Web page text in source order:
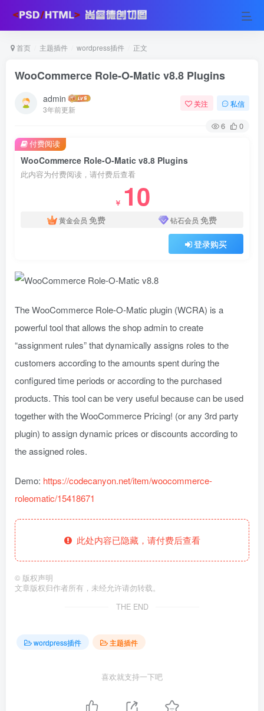
首页 主题插件 wordpress插件 正文
WooCommerce Role-O-Matic v8.8 Plugins
admin
3年前更新
关注 私信
6 0
WooCommerce Role-O-Matic v8.8 Plugins
此内容为付费阅读，请付费后查看
￥ 10
黄金会员 免费 钻石会员 免费
登录购买
付费阅读
The WooCommerce Role-O-Matic plugin (WCRA) is a
powerful tool that allows the shop admin to create
“assignment rules” that dynamically assigns roles to the
customers according to the amounts spent during the
configured time periods or according to the purchased
products. This tool can be very useful because can be used
together with the WooCommerce Pricing! (or any 3rd party
plugin) to assign dynamic prices or discounts according to
the assigned roles.
Demo: https://codecanyon.net/item/woocommerce-
roleomatic/15418671
此处内容已隐藏，请付费后查看
© 版权声明
文章版权归作者所有，未经允许请勿转载。
THE END
wordpress插件 主题插件
喜欢就支持一下吧